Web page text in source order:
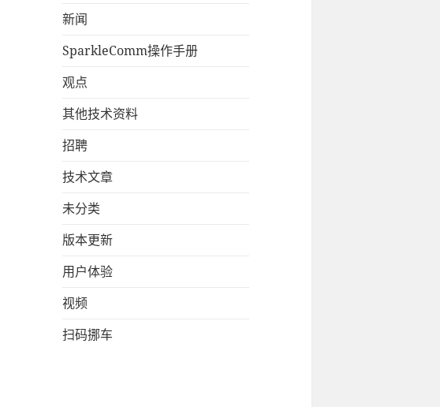
新闻
SparkleComm操作手册
观点
其他技术资料
招聘
技术文章
未分类
版本更新
用户体验
视频
扫码挪车